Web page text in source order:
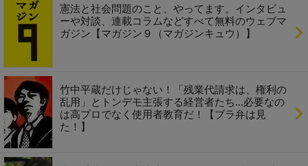
憲法と社会問題のこと、やってます。インタビュ
ーや対談、連載コラムなどすべて無料のウェブマ
ガジン【マガジン９（マガジンキュウ）】
竹中平蔵だけじゃない！「残業代請求は、権利の
乱用」とトンデモ主張する経営者たち...必要なの
は高プロでなく使用者教育だ！【ブラ弁は見
た！】